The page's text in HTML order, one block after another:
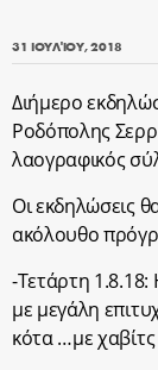
31 ΙΟΥΛΊΟΥ, 2018
Διήμερο
Ροδόπολης
λαογραφικός
Οι εκδηλώσεις
ακόλουθο
-Τετάρτη 1.8.18:
με μεγάλη
κότα …με